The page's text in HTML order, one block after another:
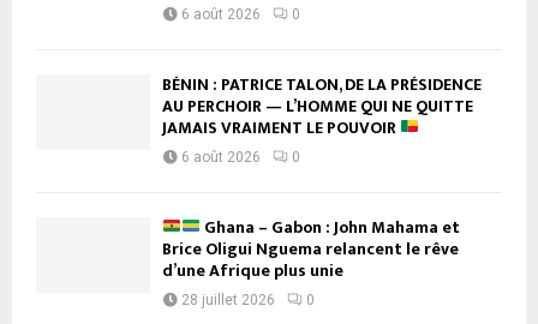
6 août 2026 0
BÉNIN : PATRICE TALON, DE LA PRÉSIDENCE
AU PERCHOIR — L’HOMME QUI NE QUITTE
JAMAIS VRAIMENT LE POUVOIR
6 août 2026 0
Ghana – Gabon : John Mahama et
Brice Oligui Nguema relancent le rêve
d’une Afrique plus unie
28 juillet 2026 0